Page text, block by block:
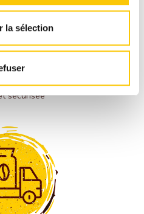
la sélection
sur une plate-forme
sécurisée